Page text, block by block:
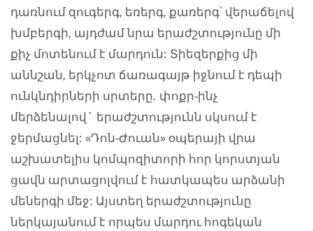
դառնում զուգերգ, եռերգ, քառերգ՝ վերաճելով
խմբերգի, այդժամ նրա երաժշտությունը մի
քիչ մոտենում է մարդուն: Տիեզերքից մի
աննշան, երկչոտ ճառագայթ իջնում է դեպի
ունկնդիրների սրտերը. փոքր-ինչ
մերձենալով` երաժշտությունն սկսում է
ջերմացնել: «Դոն-Ժուան» օպերայի վրա
աշխատելիս կոմպոզիտորի հոր կորստյան
ցավն արտացոլվում է հատկապես արձանի
մեներգի մեջ: Այստեղ երաժշտությունը
ներկայանում է որպես մարդու հոգեկան